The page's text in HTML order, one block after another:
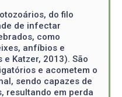
do filo
de infectar
como
anfíbios e
e Katzer, 2013). São
e acometem o
sendo capazes de
resultando em perda